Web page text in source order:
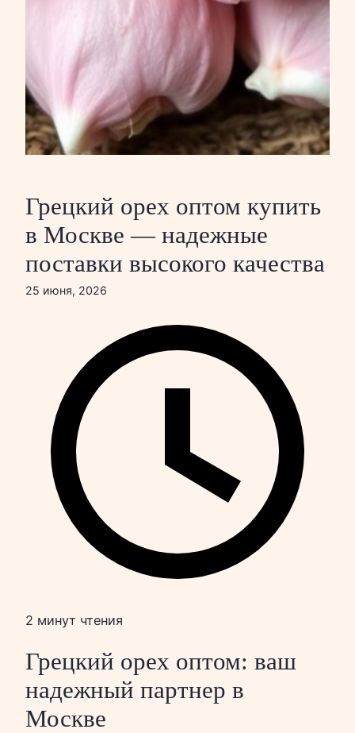
Грецкий орех оптом купить
в Москве — надежные
поставки высокого качества
25 июня, 2026
2 минут чтения
Грецкий орех оптом: ваш
надежный партнер в
Москве